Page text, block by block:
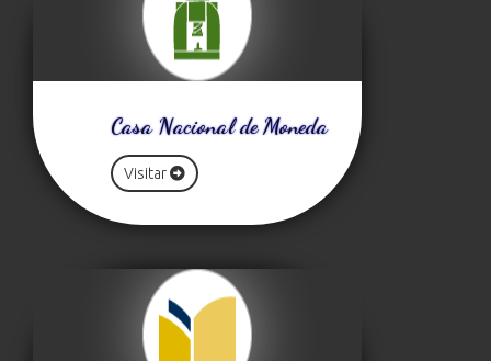
Casa Nacional de Moneda
Visitar